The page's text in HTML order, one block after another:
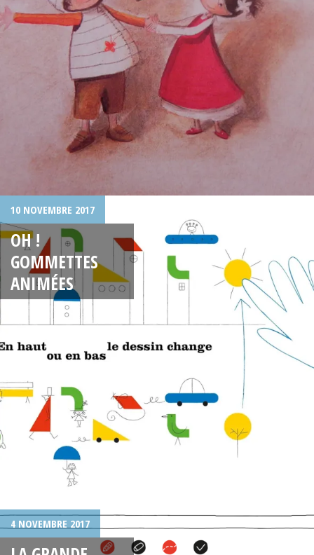
10 NOVEMBRE 2017
OH !
GOMMETTES
ANIMÉES
4 NOVEMBRE 2017